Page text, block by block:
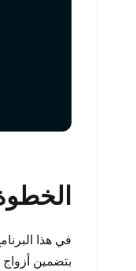
الخطوة 4: إعداد عينة من
في هذا
بتضمين أزواج